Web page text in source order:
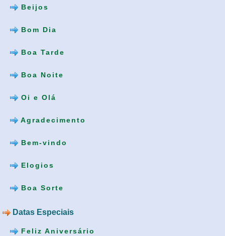
Beijos
Bom Dia
Boa Tarde
Boa Noite
Oi e Olá
Agradecimento
Bem-vindo
Elogios
Boa Sorte
Datas Especiais
Feliz Aniversário